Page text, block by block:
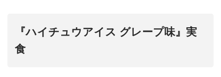
『ハイチュウアイス グレープ味』実
食